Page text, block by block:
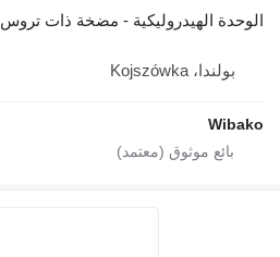
الوحدة الهيدروليكية - مضخة ذات تروس
بولندا، Kojszówka
Wibako